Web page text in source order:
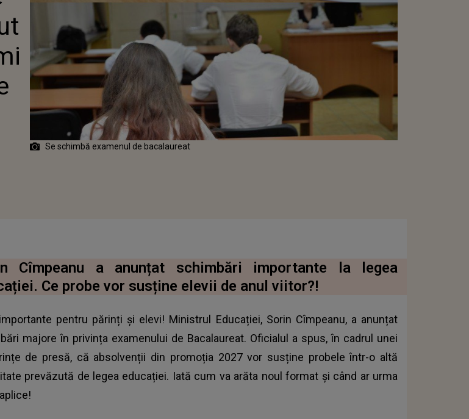
Se schimbă examenul de bacalaureat
ARTICOLUL
Cîmpeanu a anunțat schimbări importante la legea
Ce probe vor susține elevii de anul viitor?!
pentru părinți și elevi! Ministrul Educației, Sorin Cîmpeanu, a anunțat
majore în privința examenului de Bacalaureat. Oficialul a spus, în cadrul unei
de presă, că absolvenții din promoția 2027 vor susține probele într-o altă
prevăzută de legea educației. Iată cum va arăta noul format și când ar urma